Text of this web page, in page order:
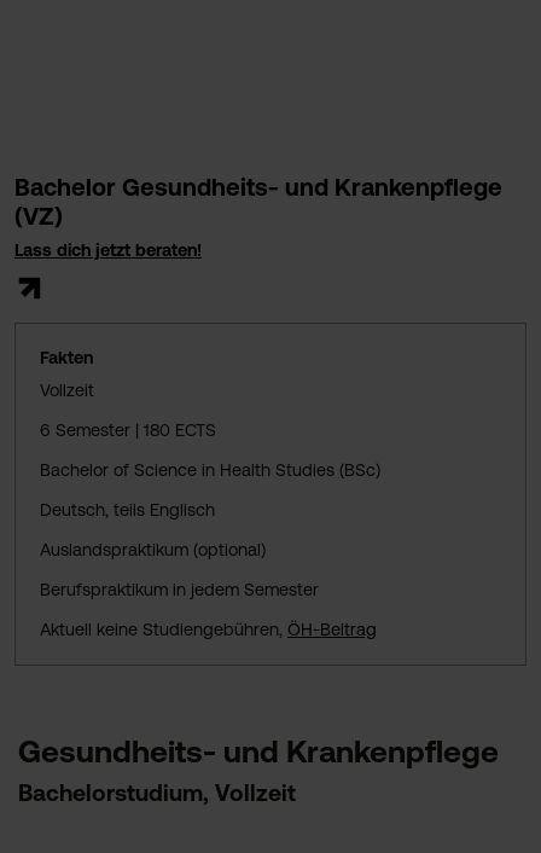
Bachelor Gesundheits- und Krankenpflege
(VZ)
Lass dich jetzt beraten!
Fakten
Vollzeit
6 Semester | 180 ECTS
Bachelor of Science in Health Studies (BSc)
Deutsch, teils Englisch
Auslandspraktikum (optional)
Berufspraktikum in jedem Semester
Aktuell keine Studiengebühren, ÖH-Beitrag
Gesundheits- und Krankenpflege
Bachelorstudium, Vollzeit